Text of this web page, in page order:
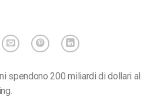
spendono 200 miliardi di dollari al